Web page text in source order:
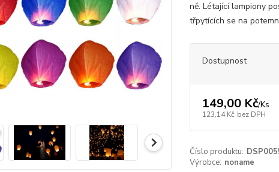
ně. Létající lampiony
třpytících se na
Dostupnost
149,00 Kč/Ks
123,14 Kč bez DPH
Číslo produktu:
Výrobce: noname